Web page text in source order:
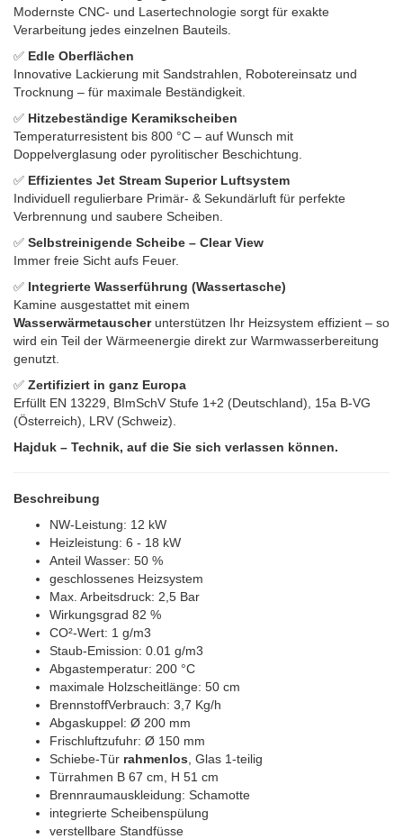
Modernste CNC- und Lasertechnologie sorgt für exakte
Verarbeitung jedes einzelnen Bauteils.
✅ Edle Oberflächen
Innovative Lackierung mit Sandstrahlen, Robotereinsatz und
Trocknung – für maximale Beständigkeit.
✅ Hitzebeständige Keramikscheiben
Temperaturresistent bis 800 °C – auf Wunsch mit
Doppelverglasung oder pyrolitischer Beschichtung.
✅ Effizientes Jet Stream Superior Luftsystem
Individuell regulierbare Primär- & Sekundärluft für perfekte
Verbrennung und saubere Scheiben.
✅ Selbstreinigende Scheibe – Clear View
Immer freie Sicht aufs Feuer.
✅ Integrierte Wasserführung (Wassertasche)
Kamine ausgestattet mit einem
Wasserwärmetauscherunterstützen Ihr Heizsystem effizient – so
wird ein Teil der Wärmeenergie direkt zur Warmwasserbereitung
genutzt.
✅ Zertifiziert in ganz Europa
Erfüllt EN 13229, BImSchV Stufe 1+2 (Deutschland), 15a B-VG
(Österreich), LRV (Schweiz).
Hajduk – Technik, auf die Sie sich verlassen können.
Beschreibung
NW-Leistung: 12 kW
Heizleistung: 6 - 18 kW
Anteil Wasser: 50 %
geschlossenes Heizsystem
Max. Arbeitsdruck: 2,5 Bar
Wirkungsgrad 82 %
CO²-Wert: 1 g/m3
Staub-Emission: 0.01 g/m3
Abgastemperatur: 200 °C
maximale Holzscheitlänge: 50 cm
BrennstoffVerbrauch: 3,7 Kg/h
Abgaskuppel: Ø 200 mm
Frischluftzufuhr: Ø 150 mm
Schiebe-Tür rahmenlos , Glas 1-teilig
Türrahmen B 67 cm, H 51 cm
Brennraumauskleidung: Schamotte
integrierte Scheibenspülung
verstellbare Standfüsse